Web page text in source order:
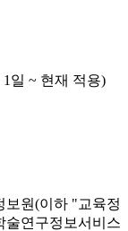
일 ~ 현재 적용)
보원(이하 "교육정
술연구정보서비스